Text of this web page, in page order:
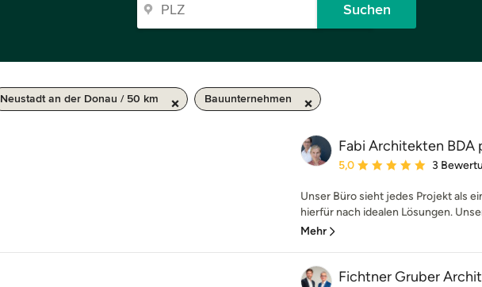
Suchen
Neustadt an der Donau / 50 km Bauunternehmen
Fabi Architekten BDA
Durchschnittliche
5,0 3
Unser Büro sieht jedes Projekt als
hierfür nach idealen Lösungen.
Mehr
Fichtner Gruber